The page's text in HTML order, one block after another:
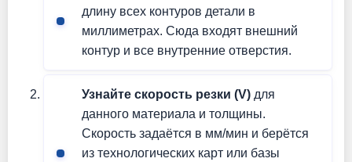
длину всех контуров детали в
миллиметрах. Сюда входят внешний
контур и все внутренние отверстия.
Узнайте скорость резки (V) для
данного материала и толщины.
Скорость задаётся в мм/мин и берётся
из технологических карт или базы